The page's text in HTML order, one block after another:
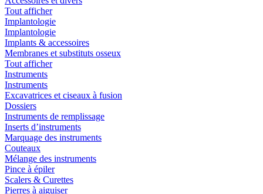
Tout afficher
Implantologie
Implantologie
Implants & accessoires
Membranes et substituts osseux
Tout afficher
Instruments
Instruments
Excavatrices et ciseaux à fusion
Dossiers
Instruments de remplissage
Inserts d’instruments
Marquage des instruments
Couteaux
Mélange des instruments
Pince à épiler
Scalers & Curettes
Pierres à aiguiser